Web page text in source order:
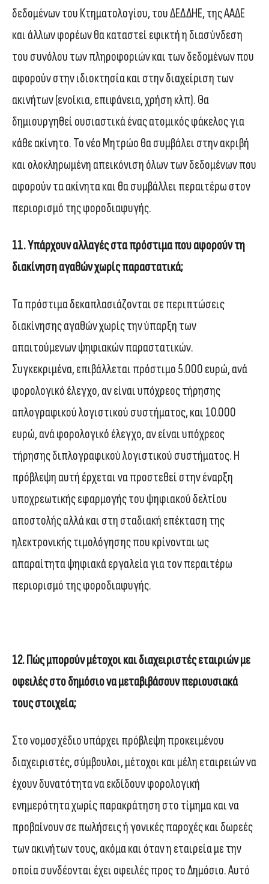
δεδομένων του Κτηματολογίου, του ΔΕΔΔΗΕ, της ΑΑΔΕ
και άλλων φορέων θα καταστεί εφικτή η διασύνδεση
του συνόλου των πληροφοριών και των δεδομένων που
αφορούν στην ιδιοκτησία και στην διαχείριση των
ακινήτων (ενοίκια, επιφάνεια, χρήση κλπ). Θα
δημιουργηθεί ουσιαστικά ένας ατομικός φάκελος για
κάθε ακίνητο. Το νέο Μητρώο θα συμβάλει στην ακριβή
και ολοκληρωμένη απεικόνιση όλων των δεδομένων που
αφορούν τα ακίνητα και θα συμβάλλει περαιτέρω στον
περιορισμό της φοροδιαφυγής.
11. Υπάρχουν αλλαγές στα πρόστιμα που αφορούν τη
διακίνηση αγαθών χωρίς παραστατικά;
Τα πρόστιμα δεκαπλασιάζονται σε περιπτώσεις
διακίνησης αγαθών χωρίς την ύπαρξη των
απαιτούμενων ψηφιακών παραστατικών.
Συγκεκριμένα, επιβάλλεται πρόστιμο 5.000 ευρώ, ανά
φορολογικό έλεγχο, αν είναι υπόχρεος τήρησης
απλογραφικού λογιστικού συστήματος, και 10.000
ευρώ, ανά φορολογικό έλεγχο, αν είναι υπόχρεος
τήρησης διπλογραφικού λογιστικού συστήματος. Η
πρόβλεψη αυτή έρχεται να προστεθεί στην έναρξη
υποχρεωτικής εφαρμογής του ψηφιακού δελτίου
αποστολής αλλά και στη σταδιακή επέκταση της
ηλεκτρονικής τιμολόγησης που κρίνονται ως
απαραίτητα ψηφιακά εργαλεία για τον περαιτέρω
περιορισμό της φοροδιαφυγής.
12. Πώς μπορούν μέτοχοι και διαχειριστές εταιριών με
οφειλές στο δημόσιο να μεταβιβάσουν περιουσιακά
τους στοιχεία;
Στο νομοσχέδιο υπάρχει πρόβλεψη προκειμένου
διαχειριστές, σύμβουλοι, μέτοχοι και μέλη εταιρειών να
έχουν δυνατότητα να εκδίδουν φορολογική
ενημερότητα χωρίς παρακράτηση στο τίμημα και να
προβαίνουν σε πωλήσεις ή γονικές παροχές και δωρεές
των ακινήτων τους, ακόμα και όταν η εταιρεία με την
οποία συνδέονται έχει οφειλές προς το Δημόσιο. Αυτό